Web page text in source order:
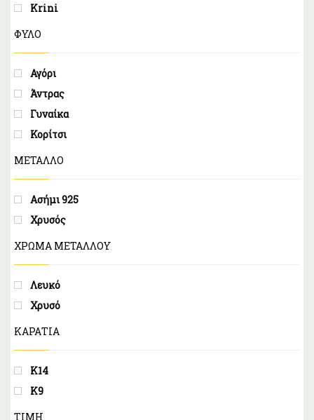
Krini
ΦΥΛΟ
Αγόρι
Άντρας
Γυναίκα
Κορίτσι
ΜΕΤΑΛΛΟ
Ασήμι 925
Χρυσός
ΧΡΩΜΑ ΜΕΤΑΛΛΟΥ
Λευκό
Χρυσό
ΚΑΡΑΤΙΑ
Κ14
Κ9
ΤΙΜΗ